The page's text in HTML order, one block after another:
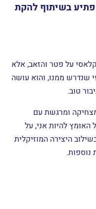
בשיתוף להקת
על פטר והזאב, אלא
ממנו, והוא עושה
טוב.
ומרגשת עם
האומץ להיות אני, על
היצירה המוזיקלית
נוספות.